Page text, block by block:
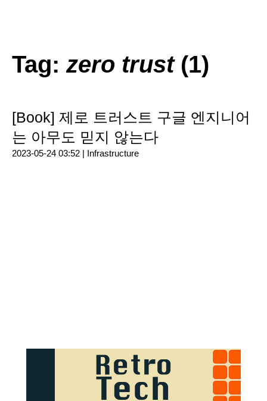
Tag: zero trust(1)
[Book] 제로 트러스트 구글 엔지니어
는 아무도 믿지 않는다
2023-05-24 03:52 | Infrastructure